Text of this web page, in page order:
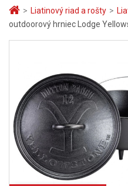
> Liatinový riad a rošty >
outdoorový hrniec Lodge